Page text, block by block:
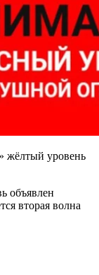
жёлтый уровень
объявлен
вторая волна